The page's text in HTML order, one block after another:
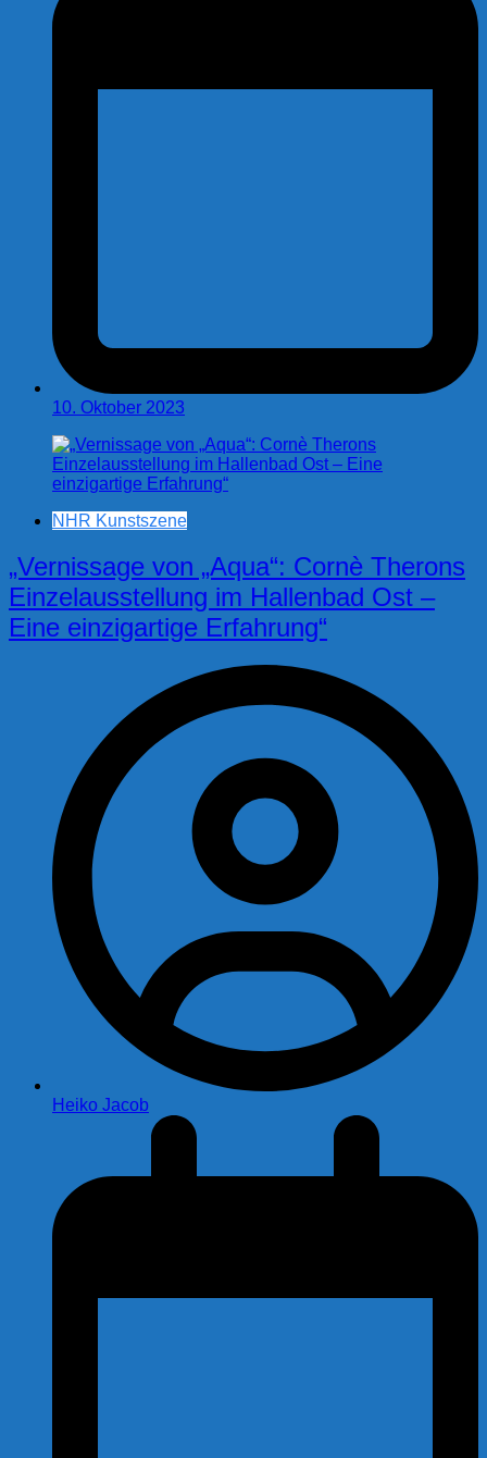
10. Oktober 2023
NHR Kunstszene
„Vernissage von „Aqua“: Cornè Therons
Einzelausstellung im Hallenbad Ost –
Eine einzigartige Erfahrung“
Heiko Jacob